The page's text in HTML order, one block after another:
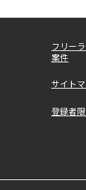
フリー
案件
サイト
登録者